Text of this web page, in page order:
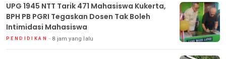
UPG 1945 NTT Tarik 471 Mahasiswa Kukerta,
BPH PB PGRI Tegaskan Dosen Tak Boleh
Intimidasi Mahasiswa
PENDIDIKAN 8 jam yang lalu